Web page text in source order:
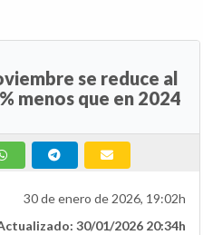
se reduce al
menos que en 2024
30 de enero de 2026, 19:02h
30/01/2026 20:34h